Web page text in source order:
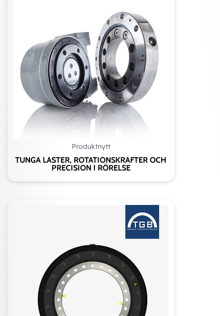
Produktnytt
TUNGA LASTER, ROTATIONSKRAFTER OCH
PRECISION I RÖRELSE